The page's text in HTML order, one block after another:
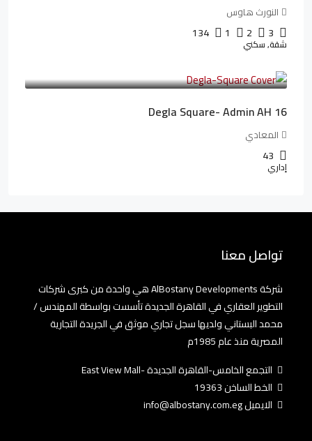
النورث هاوس
3
2
1
134
شقة, سكني
Degla Square- Admin AH 16
المعادي
43
إداري
تواصل معنا
شركة AlBostany Developments هي واحدة من كبرى شركات
التطوير العقاري في القاهرة الجديدة تأسست بواسطة المهندس /
محمد البستاني ولديها سجل تجاري موثق في الجريدة التجارية
المصرية منذ عام 1985م
التجمع الخامس-القاهرة الجديدة -East View Mall
الخط الساخن 19363
الايميل info@albostany.com.eg